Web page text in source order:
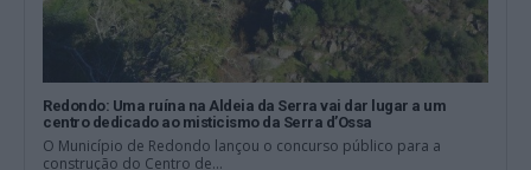
Redondo: Uma ruína na Aldeia da Serra vai dar lugar a um
centro dedicado ao misticismo da Serra d’Ossa
O Município de Redondo lançou o concurso público para a
construção do Centro de...